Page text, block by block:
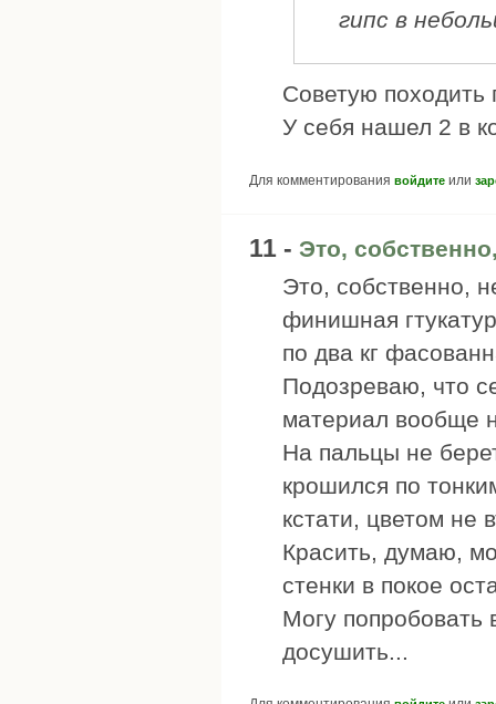
гипс в
Советую походить
У себя нашел 2 в
Для комментирования войдите или
11 - Это,
Это, собственно,
финишная
по два кг
Подозреваю, что
материал вообще
На пальцы не
крошился по
кстати, цветом не
Красить, думаю,
стенки в покое
Могу попробовать
досушить...